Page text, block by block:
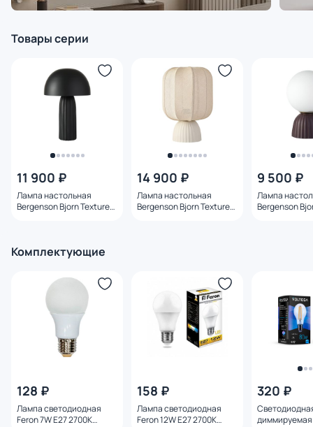
Товары серии
11 900 ₽
Лампа настольная
Bergenson Bjorn Texture
14 900 ₽
Лампа настольная
Bergenson Bjorn Texture
9 500 ₽
Лампа
Bergenson
Комплектующие
128 ₽
Лампа светодиодная
Feron 7W E27 2700K
158 ₽
Лампа светодиодная
Feron 12W E27 2700K
320 ₽